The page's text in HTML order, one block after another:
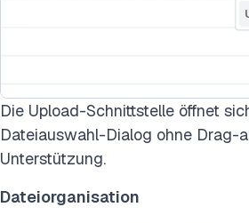
Die Upload-Schnittstelle öffnet
Dateiauswahl-Dialog ohne Drag-
Unterstützung.
Dateiorganisation